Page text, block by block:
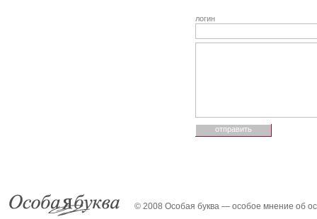
логин
© 2008 Особая буква — особое мнение об